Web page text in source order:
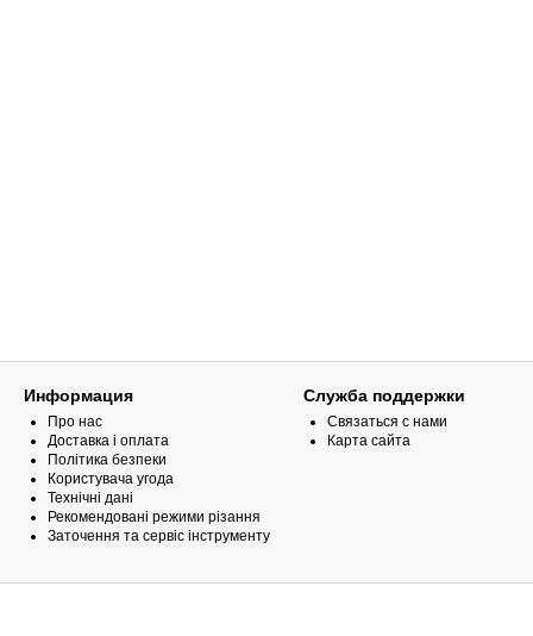
Информация
Про нас
Доставка і оплата
Політика безпеки
Користувача угода
Технічні дані
Рекомендовані режими різання
Заточення та сервіс інструменту
Служба поддержки
Связаться с нами
Карта сайта